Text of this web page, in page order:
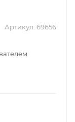
Артикул: 69656